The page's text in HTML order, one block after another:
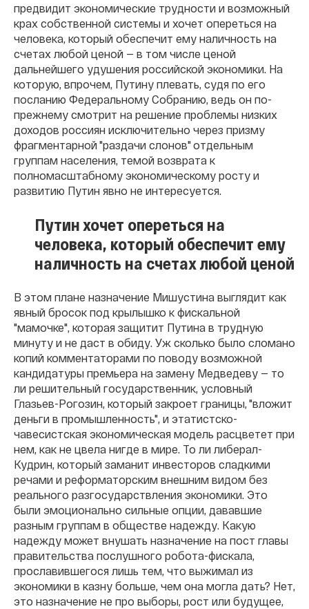
предвидит экономические трудности и возможный
крах собственной системы и хочет опереться на
человека, который обеспечит ему наличность на
счетах любой ценой — в том числе ценой
дальнейшего удушения российской экономики. На
которую, впрочем, Путину плевать, судя по его
посланию Федеральному Собранию, ведь он по-
прежнему смотрит на решение проблемы низких
доходов россиян исключительно через призму
фрагментарной "раздачи слонов" отдельным
группам населения, темой возврата к
полномасштабному экономическому росту и
развитию Путин явно не интересуется.
Путин хочет опереться на
человека, который обеспечит ему
наличность на счетах любой ценой
В этом плане назначение Мишустина выглядит как
явный бросок под крылышко к фискальной
"мамочке", которая защитит Путина в трудную
минуту и не даст в обиду. Уж сколько было сломано
копий комментаторами по поводу возможной
кандидатуры премьера на замену Медведеву — то
ли решительный государственник, условный
Глазьев-Рогозин, который закроет границы, "вложит
деньги в промышленность", и этатистско-
чавесистская экономическая модель расцветет при
нем, как не цвела нигде в мире. То ли либерал-
Кудрин, который заманит инвесторов сладкими
речами и реформаторским внешним видом без
реального разгосударствления экономики. Это
были эмоционально сильные опции, дававшие
разным группам в обществе надежду. Какую
надежду может внушать назначение на пост главы
правительства послушного робота-фискала,
прославившегося лишь тем, что выжимал из
экономики в казну больше, чем она могла дать? Нет,
это назначение не про выборы, рост или будущее,